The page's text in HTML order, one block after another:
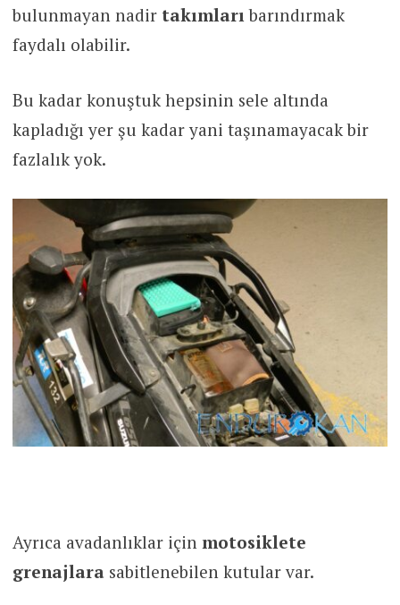
bulunmayan nadir takımlarıbarındırmak
faydalı olabilir.
Bu kadar konuştuk hepsinin sele altında
kapladığı yer şu kadar yani taşınamayacak bir
fazlalık yok.
Ayrıca avadanlıklar için motosiklete
grenajlara sabitlenebilen kutular var.